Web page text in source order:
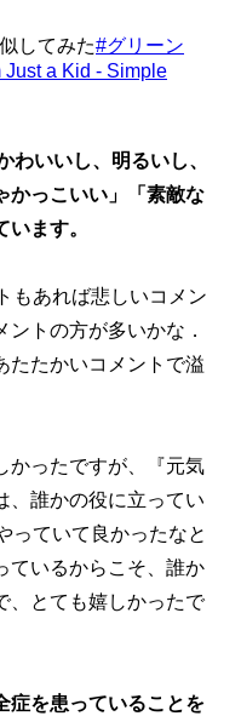
してみた#グリーン
Just a Kid - Simple
いいし、明るいし、
かっこいい」「素敵な
ます。
もあれば悲しいコメン
ントの方が多いかな．
たたかいコメントで溢
ったですが、『元気
、誰かの役に立ってい
っていて良かったなと
ているからこそ、誰か
、とても嬉しかったで
を患っていることを